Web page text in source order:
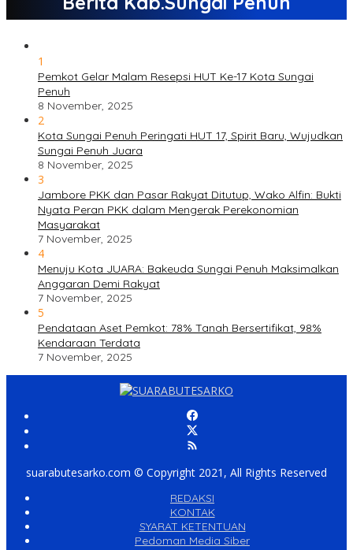
1
Pemkot Gelar Malam Resepsi HUT Ke-17 Kota Sungai
Penuh
8 November, 2025
2
Kota Sungai Penuh Peringati HUT 17, Spirit Baru, Wujudkan
Sungai Penuh Juara
8 November, 2025
3
Jambore PKK dan Pasar Rakyat Ditutup, Wako Alfin: Bukti
Nyata Peran PKK dalam Mengerak Perekonomian
Masyarakat
7 November, 2025
4
Menuju Kota JUARA: Bakeuda Sungai Penuh Maksimalkan
Anggaran Demi Rakyat
7 November, 2025
5
Pendataan Aset Pemkot: 78% Tanah Bersertifikat, 98%
Kendaraan Terdata
7 November, 2025
suarabutesarko.com © Copyright 2021, All Rights Reserved
REDAKSI
KONTAK
SYARAT KETENTUAN
Pedoman Media Siber